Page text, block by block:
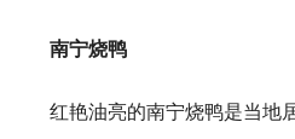
南宁烧鸭
红艳油亮的南宁烧鸭是当地